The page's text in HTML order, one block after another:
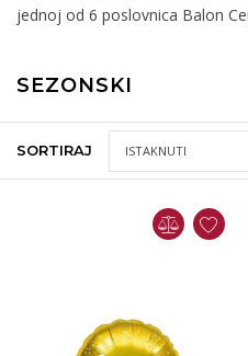
jednoj od 6 poslovnica Balon
SEZONSKI
SORTIRAJ